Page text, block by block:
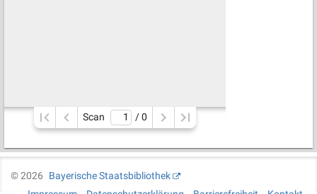
Scan / 0
©2026
Bayerische Staatsbibliothek